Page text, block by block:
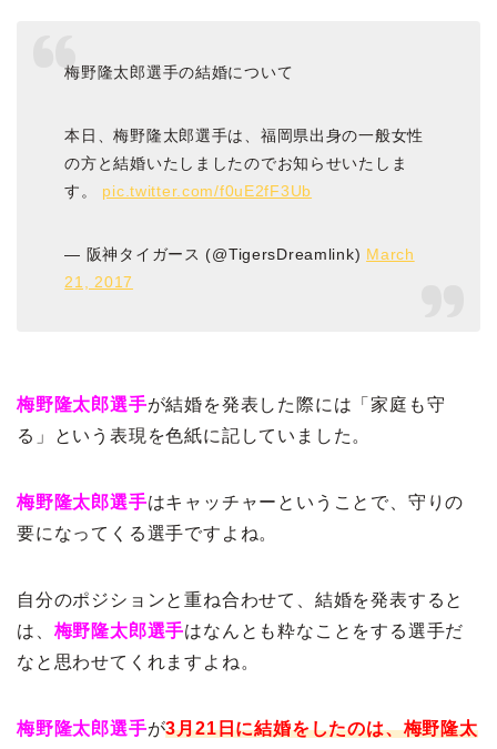
梅野隆太郎選手の結婚について
本日、梅野隆太郎選手は、福岡県出身の一般女性
の方と結婚いたしましたのでお知らせいたしま
す。 pic.twitter.com/f0uE2fF3Ub
— 阪神タイガース (@TigersDreamlink) March
21, 2017
梅野隆太郎選手が結婚を発表した際には「家庭も守
る」という表現を色紙に記していました。
梅野隆太郎選手はキャッチャーということで、守りの
要になってくる選手ですよね。
自分のポジションと重ね合わせて、結婚を発表すると
は、 梅野隆太郎選手はなんとも粋なことをする選手だ
なと思わせてくれますよね。
梅野隆太郎選手が3月21日に結婚をしたのは、梅野隆太